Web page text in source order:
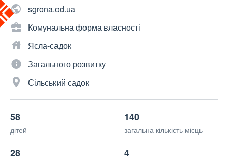
sgrona.od.ua
Комунальна форма власності
Ясла-садок
Загального розвитку
Сільський садок
58
дітей
140
загальна кількість місць
28 4